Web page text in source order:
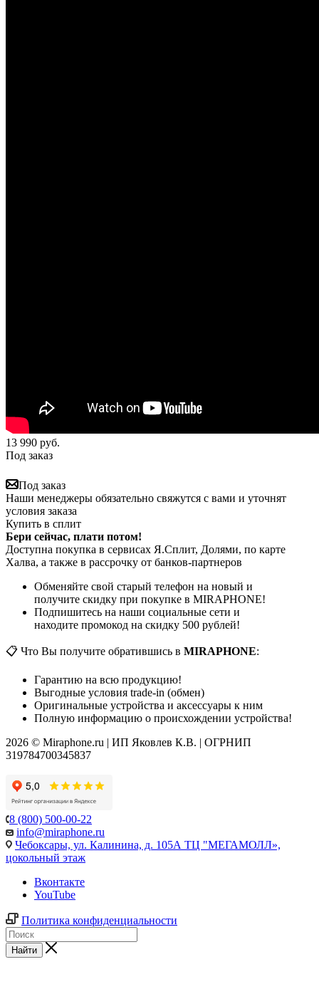
13 990 руб.
Под заказ
Под заказ
Наши менеджеры обязательно свяжутся с вами и уточнят
условия заказа
Купить в сплит
Бери сейчас, плати потом!
Доступна покупка в сервисах Я.Сплит, Долями, по карте
Халва, а также в рассрочку от банков-партнеров
Обменяйте свой старый телефон на новый и
получите скидку при покупке в MIRAPHONE!
Подпишитесь на наши социальные сети и
находите промокод на скидку 500 рублей!
📋 Что Вы получите обратившись в MIRAPHONE:
Гарантию на всю продукцию!
Выгодные условия trade-in (обмен)
Оригинальные устройства и аксессуары к ним
Полную информацию о происхождении устройства!
2026 © Miraphone.ru | ИП Яковлев К.В. | ОГРНИП
319784700345837
8 (800) 500-00-22
info@miraphone.ru
Чебоксары, ул. Калинина, д. 105А ТЦ "МЕГАМОЛЛ»,
цокольный этаж
Вконтакте
YouTube
Политика конфиденциальности
Найти